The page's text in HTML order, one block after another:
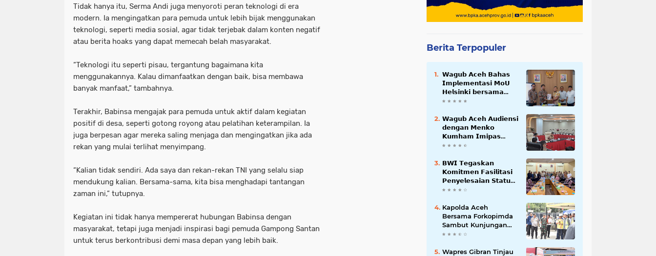
Tidak hanya itu, Serma Andi juga menyoroti peran teknologi di era
modern. Ia mengingatkan para pemuda untuk lebih bijak menggunakan
teknologi, seperti media sosial, agar tidak terjebak dalam konten negatif
atau berita hoaks yang dapat memecah belah masyarakat.
“Teknologi itu seperti pisau, tergantung bagaimana kita
menggunakannya. Kalau dimanfaatkan dengan baik, bisa membawa
banyak manfaat,” tambahnya.
Terakhir, Babinsa mengajak para pemuda untuk aktif dalam kegiatan
positif di desa, seperti gotong royong atau pelatihan keterampilan. Ia
juga berpesan agar mereka saling menjaga dan mengingatkan jika ada
rekan yang mulai terlihat menyimpang.
“Kalian tidak sendiri. Ada saya dan rekan-rekan TNI yang selalu siap
mendukung kalian. Bersama-sama, kita bisa menghadapi tantangan
zaman ini,” tutupnya.
Kegiatan ini tidak hanya mempererat hubungan Babinsa dengan
masyarakat, tetapi juga menjadi inspirasi bagi pemuda Gampong Santan
untuk terus berkontribusi demi masa depan yang lebih baik.
Berita Terpopuler
𝗪𝗮𝗴𝘂𝗯 𝗔𝗰𝗲𝗵 𝗕𝗮𝗵𝗮𝘀
𝗜𝗺𝗽𝗹𝗲𝗺𝗲𝗻𝘁𝗮𝘀𝗶 𝗠𝗼𝗨
𝗛𝗲𝗹𝘀𝗶𝗻𝗸𝗶 𝗯𝗲𝗿𝘀𝗮𝗺𝗮
𝗦𝗲𝗸𝗿𝗲𝘁𝗮𝗿𝗶𝗮𝘁 𝗡𝗲𝗴𝗮𝗿𝗮
𝗪𝗮𝗴𝘂𝗯 𝗔𝗰𝗲𝗵 𝗔𝘂𝗱𝗶𝗲𝗻𝘀𝗶
𝗱𝗲𝗻𝗴𝗮𝗻 𝗠𝗲𝗻𝗸𝗼
𝗞𝘂𝗺𝗵𝗮𝗺 𝗜𝗺𝗶𝗽𝗮𝘀
𝗧𝗲𝗿𝗸𝗮𝗶𝘁 𝗦𝘁𝗮𝘁𝘂𝘀 𝗪𝗮𝗸𝗮𝗳
𝗕𝗪𝗜 𝗧𝗲𝗴𝗮𝘀𝗸𝗮𝗻
𝗞𝗼𝗺𝗶𝘁𝗺𝗲𝗻 𝗙𝗮𝘀𝗶𝗹𝗶𝘁𝗮𝘀𝗶
𝗣𝗲𝗻𝘆𝗲𝗹𝗲𝘀𝗮𝗶𝗮𝗻 𝗦𝘁𝗮𝘁𝘂𝘀
𝗪𝗮𝗸𝗮𝗳 𝗕𝗹𝗮𝗻𝗴 𝗣𝗮𝗱𝗮𝗻𝗴
Kapolda Aceh
Bersama Forkopimda
Sambut Kunjungan
Kerja Wakil Presiden
Bireuen
Wapres Gibran Tinjau